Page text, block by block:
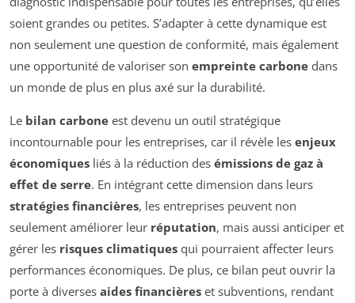
soient grandes ou petites. S’adapter à cette dynamique est
non seulement une question de conformité, mais également
une opportunité de valoriser son empreinte carbone dans
un monde de plus en plus axé sur la durabilité.
Le bilan carbone est devenu un outil stratégique
incontournable pour les entreprises, car il révèle les enjeux
économiques liés à la réduction des émissions de gaz à
effet de serre. En intégrant cette dimension dans leurs
stratégies financières, les entreprises peuvent non
seulement améliorer leur réputation, mais aussi anticiper et
gérer les risques climatiques qui pourraient affecter leurs
performances économiques. De plus, ce bilan peut ouvrir la
porte à diverses aides financières et subventions, rendant